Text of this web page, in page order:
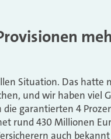
Situation. Das hatte
und wir haben viel
garantierten 4
rund 430 Millionen
auch